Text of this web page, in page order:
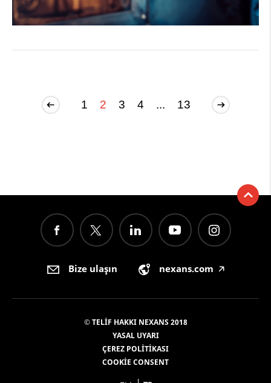
1 2 3 4 ... 13
Bize ulaşın nexans.com 🡥
© TELIF HAKKI NEXANS 2018
YASAL UYARI
ÇEREZ POLITIKASI
COOKIE CONSENT